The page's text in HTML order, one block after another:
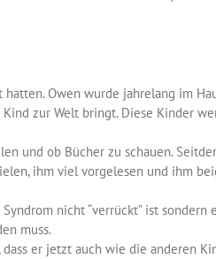
Owen wurde jahrelang im
zur Welt bringt. Diese Kinder
und ob Bücher zu schauen.
ihm viel vorgelesen und ihm
nicht “verrückt” ist
muss.
er jetzt auch wie die anderen